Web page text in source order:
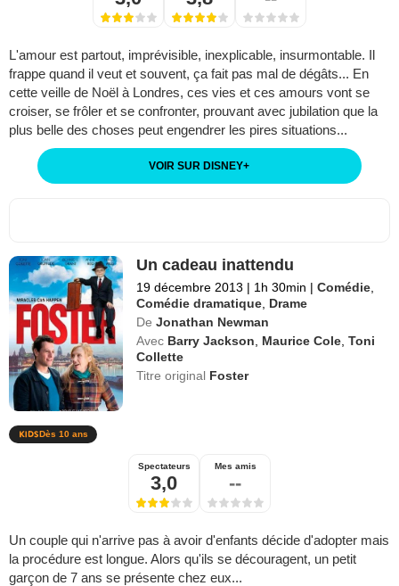
L'amour est partout, imprévisible, inexplicable, insurmontable. Il
frappe quand il veut et souvent, ça fait pas mal de dégâts... En
cette veille de Noël à Londres, ces vies et ces amours vont se
croiser, se frôler et se confronter, prouvant avec jubilation que la
plus belle des choses peut engendrer les pires situations...
VOIR SUR DISNEY+
Un cadeau inattendu
19 décembre 2013 | 1h 30min | Comédie
Comédie dramatique Drame
De Jonathan Newman
Avec Barry Jackson Maurice Cole ,Toni
Collette
Titre original Foster
Dès 10 ans
Spectateurs
3,0
Mes amis
--
Un couple qui n'arrive pas à avoir d'enfants décide d'adopter mais
la procédure est longue. Alors qu'ils se découragent, un petit
garçon de 7 ans se présente chez eux...